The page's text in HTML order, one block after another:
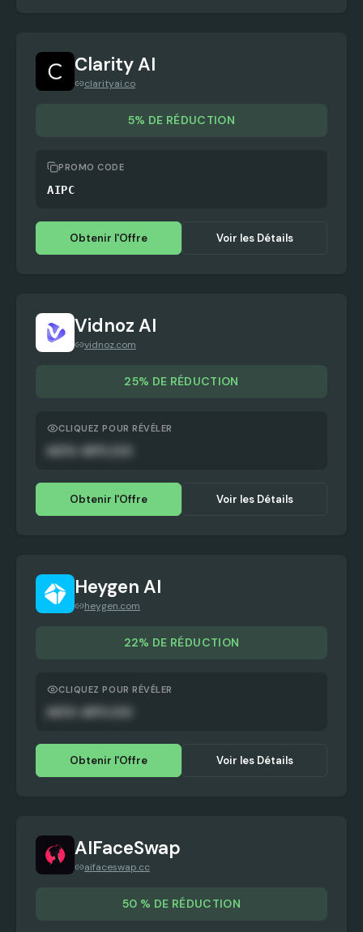
Clarity AI
clarityai.co
5% DE RÉDUCTION
PROMO CODE
AIPC
Obtenir l'Offre Voir les Détails
Vidnoz AI
vidnoz.com
25% DE RÉDUCTION
CLIQUEZ POUR RÉVÉLER
Obtenir l'Offre Voir les Détails
Heygen AI
heygen.com
22% DE RÉDUCTION
CLIQUEZ POUR RÉVÉLER
Obtenir l'Offre Voir les Détails
AIFaceSwap
aifaceswap.cc
50 % DE RÉDUCTION